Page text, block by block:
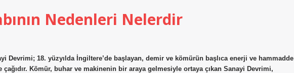
Nedenleri Nelerdir
Devrimi; 18. yüzyılda İngiltere’de başlayan, demir ve kömürün başlıca enerji ve hammadde
Kömür, buhar ve makinenin bir araya gelmesiyle ortaya çıkan Sanayi Devrimi,